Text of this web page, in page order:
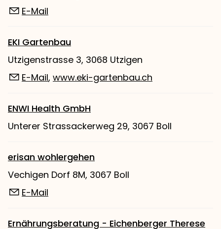
E-Mail
EKI Gartenbau
Utzigenstrasse 3, 3068 Utzigen
E-Mail, www.eki-gartenbau.ch
ENWI Health GmbH
Unterer Strassackerweg 29, 3067 Boll
erisan wohlergehen
Vechigen Dorf 8M, 3067 Boll
E-Mail
Ernährungsberatung - Eichenberger Therese